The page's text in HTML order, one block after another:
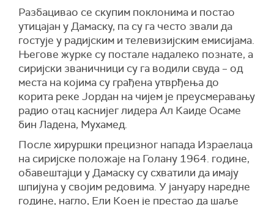
Разбацивао се скупим поклонима и постао
утицајан у Дамаску, па су га често звали да
гостује у радијским и телевизијским емисијама.
Његове журке су постале надалеко познате, а
сиријски званичници су га водили свуда – од
места на којима су грађена утврђења до
корита реке Јордан на чијем је преусмеравању
радио отац каснијег лидера Ал Каиде Осаме
бин Ладена, Мухамед.
После хируршки прецизног напада Израелаца
на сиријске положаје на Голану 1964. године,
обавештајци у Дамаску су схватили да имају
шпијуна у својим редовима. У јануару наредне
године, нагло, Ели Коен је престао да шаље